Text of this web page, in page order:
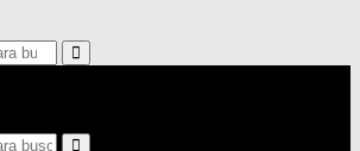
Search